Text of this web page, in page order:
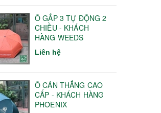
Ô GẤP 3 TỰ ĐỘNG 2
CHIỀU - KHÁCH
HÀNG WEEDS
Liên hệ
Ô CÁN THẲNG CAO
CẤP - KHÁCH HÀNG
PHOENIX